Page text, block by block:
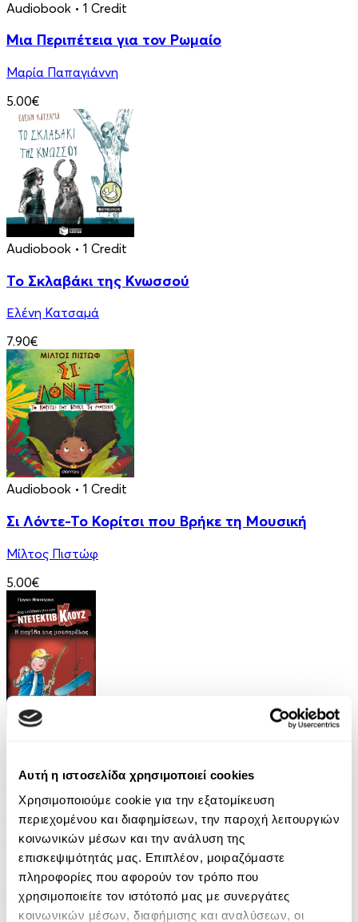
Αυτή η ιστοσελίδα χρησιμοποιεί cookies
Χρησιμοποιούμε cookie για την εξατομίκευση
περιεχομένου και διαφημίσεων, την παροχή λειτουργιών
κοινωνικών μέσων και την ανάλυση της
επισκεψιμότητάς μας. Επιπλέον, μοιραζόμαστε
πληροφορίες που αφορούν τον τρόπο που
χρησιμοποιείτε τον ιστότοπό μας με συνεργάτες
κοινωνικών μέσων, διαφήμισης και αναλύσεων, οι
Audiobook • 1 Credit
Μια Περιπέτεια για τον Ρωμαίο
Μαρία Παπαγιάννη
5.00€
Audiobook • 1 Credit
Το Σκλαβάκι της Κνωσσού
Ελένη Κατσαμά
7.90€
Audiobook • 1 Credit
Σι Λόντε-Το Κορίτσι που Βρήκε τη Μουσική
Μίλτος Πιστώφ
5.00€
eBook
παγίδα της μοτσαρέλας
Jurgen Banscherus
6.99€